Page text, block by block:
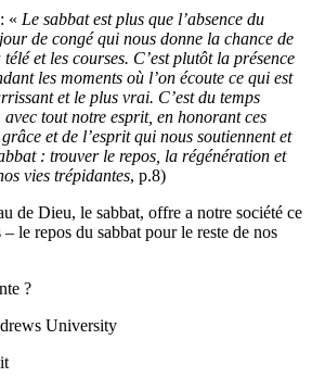
« Le sabbat est plus que l’absence du
de congé qui nous donne la chance de
et les courses. C’est plutôt la présence
les moments où l’on écoute ce qui est
et le plus vrai. C’est du temps
tout notre esprit, en honorant ces
et de l’esprit qui nous soutiennent et
: trouver le repos, la régénération et
vies trépidantes, p.8)
de Dieu, le sabbat, offre a notre société ce
le repos du sabbat pour le reste de nos
?
University